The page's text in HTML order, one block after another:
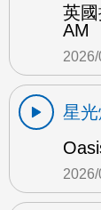
英
AM
星